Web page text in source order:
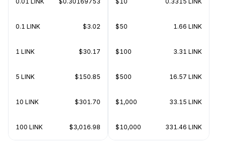
0.1 LINK $3.02
1 LINK $30.17
5 LINK $150.85
10 LINK $301.70
100 LINK $3,016.98
$50 1.66 LINK
$100 3.31 LINK
$500 16.57 LINK
$1,000 33.15 LINK
$10,000 331.46 LINK